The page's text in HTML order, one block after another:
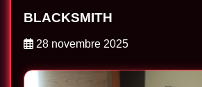
BLACKSMITH
28 novembre 2025